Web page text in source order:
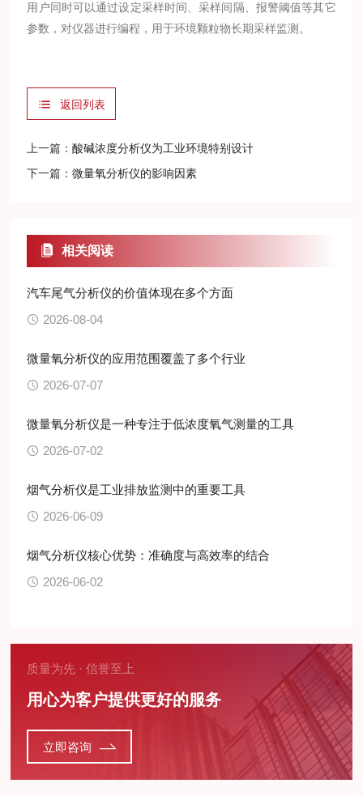
用户同时可以通过设定采样时间、采样间隔、报警阈值等其它
参数，对仪器进行编程，用于环境颗粒物长期采样监测。
返回列表
上一篇：酸碱浓度分析仪为工业环境特别设计
下一篇：微量氧分析仪的影响因素
相关阅读
汽车尾气分析仪的价值体现在多个方面
2026-08-04
微量氧分析仪的应用范围覆盖了多个行业
2026-07-07
微量氧分析仪是一种专注于低浓度氧气测量的工具
2026-07-02
烟气分析仪是工业排放监测中的重要工具
2026-06-09
烟气分析仪核心优势：准确度与高效率的结合
2026-06-02
质量为先 · 信誉至上
用心为客户提供更好的服务
立即咨询